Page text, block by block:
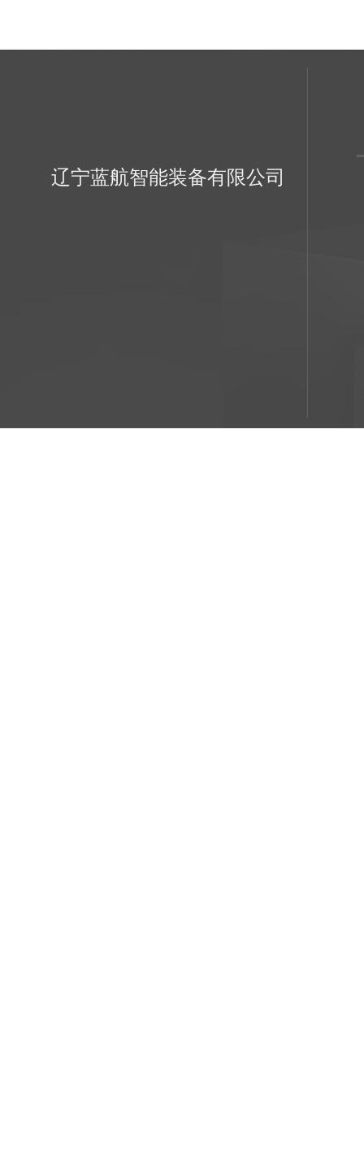
辽宁蓝航智能装备有限公司